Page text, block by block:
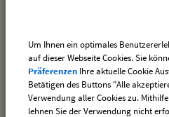
bis:Um Ihnen ein optimales
auf dieser Webseite Cookies. Sie
Präferenzen Ihre aktuelle Cookie
Betätigen des Buttons "Alle
Verwendung aller Cookies zu.
lehnen Sie der Verwendung nicht